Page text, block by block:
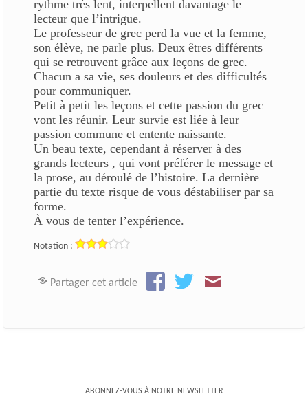
rythme très lent, interpellent davantage le
lecteur que l’intrigue.
Le professeur de grec perd la vue et la femme,
son élève, ne parle plus. Deux êtres différents
qui se retrouvent grâce aux leçons de grec.
Chacun a sa vie, ses douleurs et des difficultés
pour communiquer.
Petit à petit les leçons et cette passion du grec
vont les réunir. Leur survie est liée à leur
passion commune et entente naissante.
Un beau texte, cependant à réserver à des
grands lecteurs , qui vont préférer le message et
la prose, au déroulé de l’histoire. La dernière
partie du texte risque de vous déstabiliser par sa
forme.
À vous de tenter l’expérience.
Notation :
Partager cet article
ABONNEZ-VOUS À NOTRE NEWSLETTER